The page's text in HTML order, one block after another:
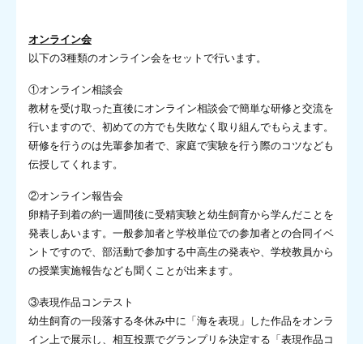
オンライン会
以下の3種類のオンライン会をセットで行います。
①オンライン相談会
教材を受け取った直後にオンライン相談会で簡単な研修と交流を
行いますので、初めての方でも失敗なく取り組んでもらえます。
研修を行うのは先輩参加者で、家庭で実験を行う際のコツなども
伝授してくれます。
②オンライン報告会
卵精子到着の約一週間後に受精実験と幼生飼育から学んだことを
発表しあいます。一般参加者と学校単位での参加者との合同イベ
ントですので、部活動で参加する中高生の発表や、学校教員から
の授業実施報告なども聞くことが出来ます。
③表現作品コンテスト
幼生飼育の一段落する冬休み中に「海を表現」した作品をオンラ
イン上で展示し、相互投票でグランプリを決定する「表現作品コ